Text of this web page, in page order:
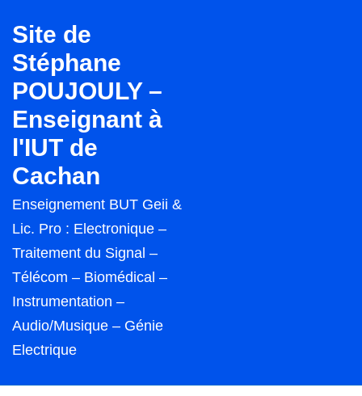
passer
au
contenu
principal
Site de
Stéphane
POUJOULY –
Enseignant à
l'IUT de
Cachan
Enseignement BUT Geii &
Lic. Pro : Electronique –
Traitement du Signal –
Télécom – Biomédical –
Instrumentation –
Audio/Musique – Génie
Electrique